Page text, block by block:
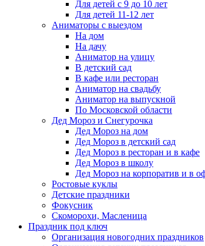
Для детей с 9 до 10 лет
Для детей 11-12 лет
Аниматоры с выездом
На дом
На дачу
Аниматор на улицу
В детский сад
В кафе или ресторан
Аниматор на свадьбу
Аниматор на выпускной
По Московской области
Дед Мороз и Снегурочка
Дед Мороз на дом
Дед Мороз в детский сад
Дед Мороз в ресторан и в кафе
Дед Мороз в школу
Дед Мороз на корпоратив и в
Ростовые куклы
Детские праздники
Фокусник
Скоморохи, Масленица
Праздник под ключ
Организация новогодних праздников